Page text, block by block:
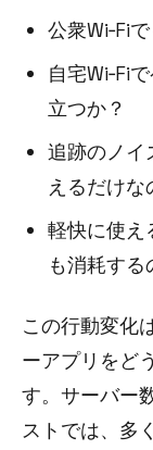
公衆Wi‑Fi
自宅Wi‑Fi
立つか？
追跡のノイ
えるだけな
軽快に使え
も消耗する
この行動変化
ーアプリをど
す。サーバー
ストでは、多